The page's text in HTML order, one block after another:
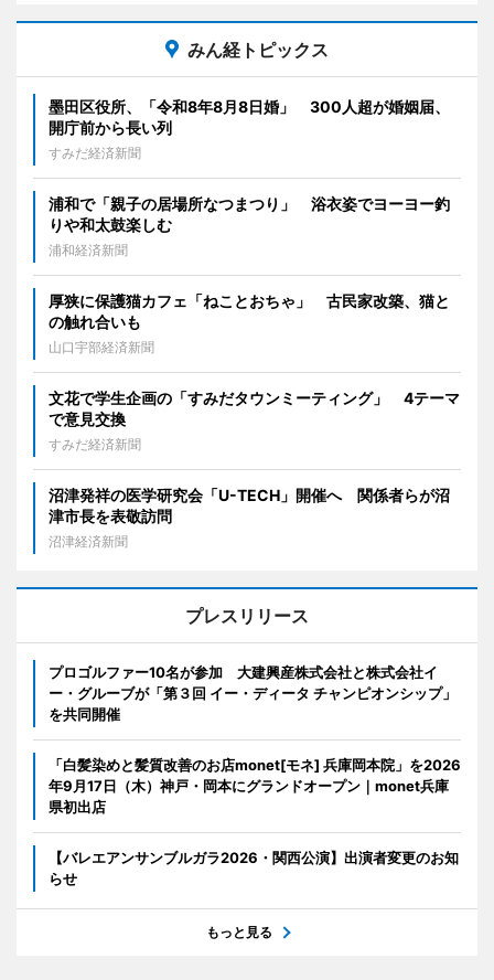
みん経トピックス
墨田区役所、「令和8年8月8日婚」 300人超が婚姻届、
開庁前から長い列
すみだ経済新聞
浦和で「親子の居場所なつまつり」 浴衣姿でヨーヨー釣
りや和太鼓楽しむ
浦和経済新聞
厚狭に保護猫カフェ「ねことおちゃ」 古民家改築、猫と
の触れ合いも
山口宇部経済新聞
文花で学生企画の「すみだタウンミーティング」 4テーマ
で意見交換
すみだ経済新聞
沼津発祥の医学研究会「U-TECH」開催へ 関係者らが沼
津市長を表敬訪問
沼津経済新聞
プレスリリース
プロゴルファー10名が参加 大建興産株式会社と株式会社イ
ー・グルーブが「第３回 イー・ディータ チャンピオンシップ」
を共同開催
「白髪染めと髪質改善のお店monet[モネ] 兵庫岡本院」を2026
年9月17日（木）神戸・岡本にグランドオープン｜monet兵庫
県初出店
【バレエアンサンブルガラ2026・関西公演】出演者変更のお知
らせ
もっと見る